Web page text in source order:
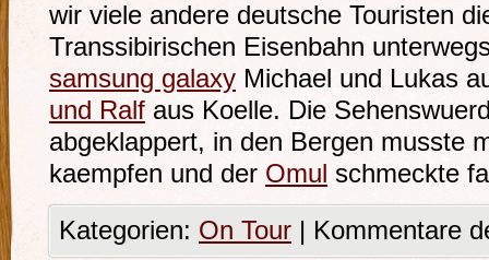
wir viele andere deutsche Touristen
Transsibirischen Eisenbahn
samsung galaxy Michael und Lukas
und Ralf aus Koelle. Die
abgeklappert, in den Bergen musste
kaempfen und der Omul schmeckte
Kategorien: On Tour | Kommentare